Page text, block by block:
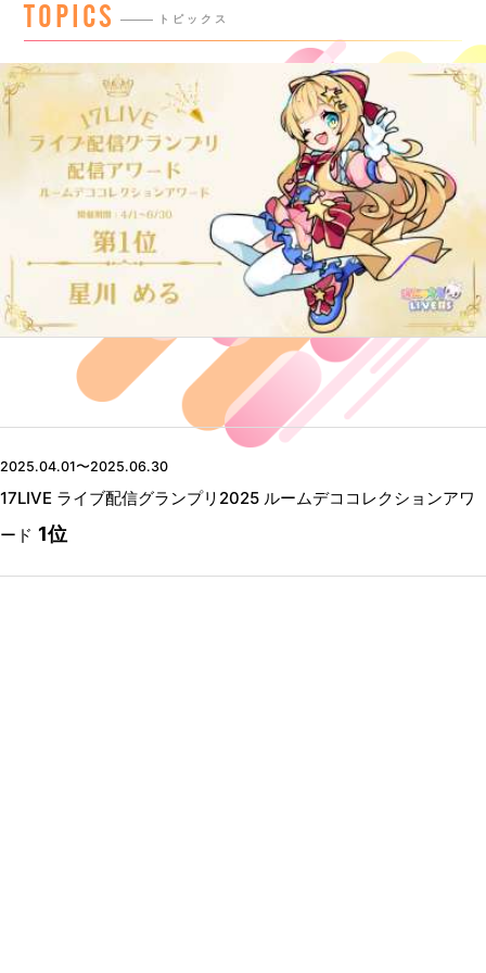
TOPICS トピックス
2025.04.01〜2025.06.30
17LIVE ライブ配信グランプリ2025 ルームデココレクションアワ
ード 1位